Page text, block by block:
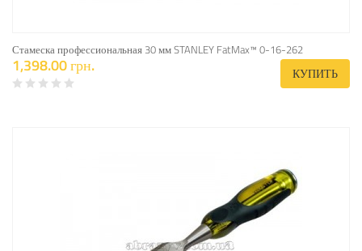
Стамеска профессиональная 30 мм STANLEY FatMax™ 0-16-262
1,398.00 грн. КУПИТЬ